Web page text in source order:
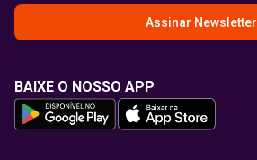
Assinar Newsletter
BAIXE O NOSSO APP